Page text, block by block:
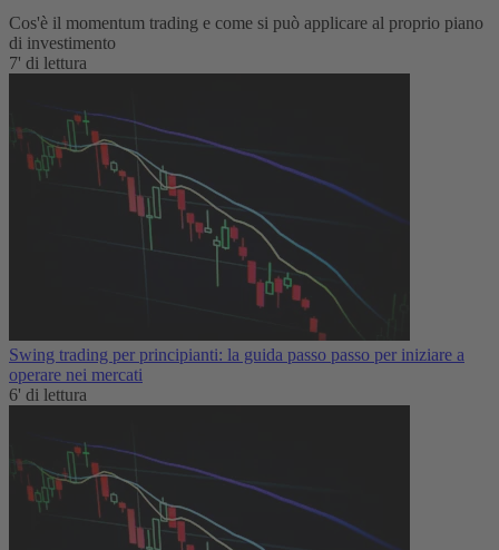
Cos'è il momentum trading e come si può applicare al proprio piano
di investimento
7' di lettura
Swing trading per principianti: la guida passo passo per iniziare a
operare nei mercati
6' di lettura